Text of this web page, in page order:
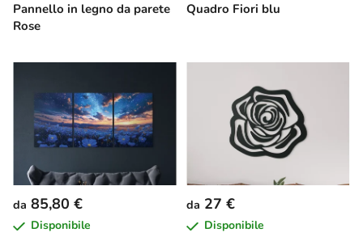
Pannello in legno da parete
Rose
Quadro Fiori blu
da 85,80 €
Disponibile
da 27 €
Disponibile